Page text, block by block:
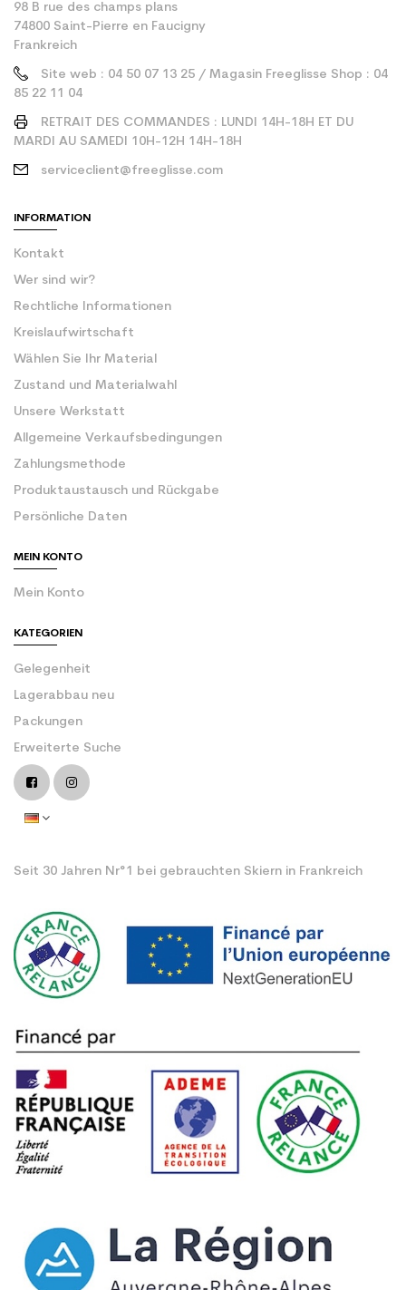
98 B rue des champs plans
74800 Saint-Pierre en Faucigny
Frankreich
Site web : 04 50 07 13 25 / Magasin Freeglisse Shop : 04
85 22 11 04
RETRAIT DES COMMANDES : LUNDI 14H-18H ET DU
MARDI AU SAMEDI 10H-12H 14H-18H
serviceclient@freeglisse.com
INFORMATION
Kontakt
Wer sind wir?
Rechtliche Informationen
Kreislaufwirtschaft
Wählen Sie Ihr Material
Zustand und Materialwahl
Unsere Werkstatt
Allgemeine Verkaufsbedingungen
Zahlungsmethode
Produktaustausch und Rückgabe
Persönliche Daten
MEIN KONTO
Mein Konto
KATEGORIEN
Gelegenheit
Lagerabbau neu
Packungen
Erweiterte Suche
Seit 30 Jahren Nr°1 bei gebrauchten Skiern in Frankreich